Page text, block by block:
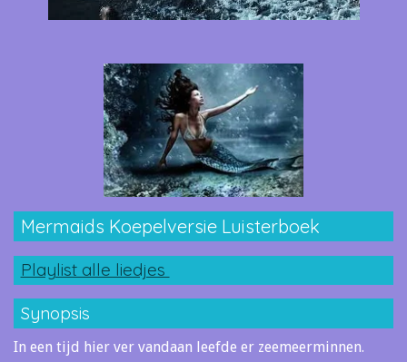
Mermaids Koepelversie Luisterboek
Playlist alle liedjes
Synopsis
In een tijd hier ver vandaan leefde er zeemeerminnen.